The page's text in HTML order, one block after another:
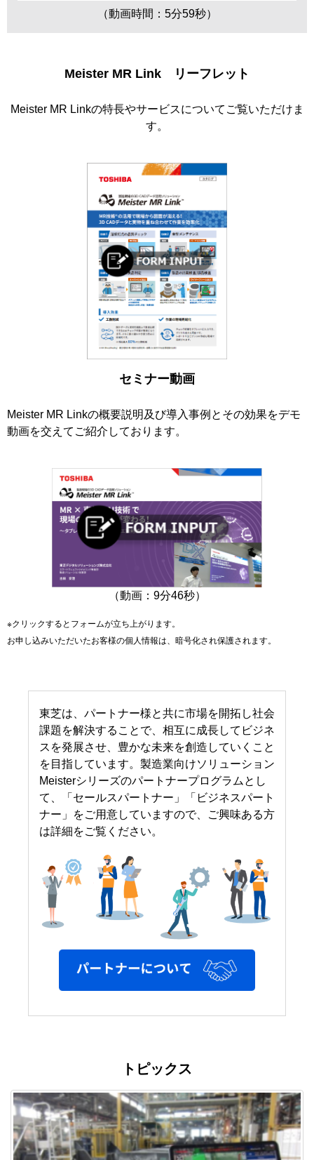
（動画時間：5分59秒）
Meister MR Link リーフレット
Meister MR Linkの特長やサービスについてご覧いただけま
す。
セミナー動画
Meister MR Linkの概要説明及び導入事例とその効果をデモ
動画を交えてご紹介しております。
（動画：9分46秒）
※クリックするとフォームが立ち上がります。
お申し込みいただいたお客様の個人情報は、暗号化され保護されます。
東芝は、パートナー様と共に市場を開拓し社会
課題を解決することで、相互に成長してビジネ
スを発展させ、豊かな未来を創造していくこと
を目指しています。製造業向けソリューション
Meisterシリーズのパートナープログラムとし
て、「セールスパートナー」「ビジネスパート
ナー」をご用意していますので、ご興味ある方
は詳細をご覧ください。
トピックス